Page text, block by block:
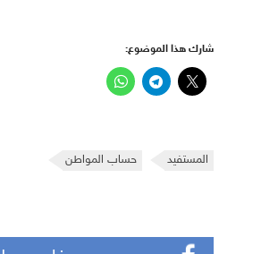
شارك هذا الموضوع:
المستفيد حساب المواطن